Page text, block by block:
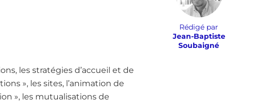
Rédigé par
Jean-Baptiste
Soubaigné
les stratégies d’accueil et de
», les sites, l’animation de
», les mutualisations de